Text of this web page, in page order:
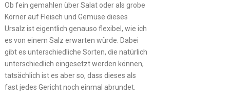
Ob fein gemahlen über Salat oder als grobe
Körner auf Fleisch und Gemüse dieses
Ursalz ist eigentlich genauso flexibel, wie ich
es von einem Salz erwarten würde. Dabei
gibt es unterschiedliche Sorten, die natürlich
unterschiedlich eingesetzt werden können,
tatsächlich ist es aber so, dass dieses als
fast jedes Gericht noch einmal abrundet.